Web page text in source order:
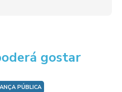
gostar
PÚBLICA